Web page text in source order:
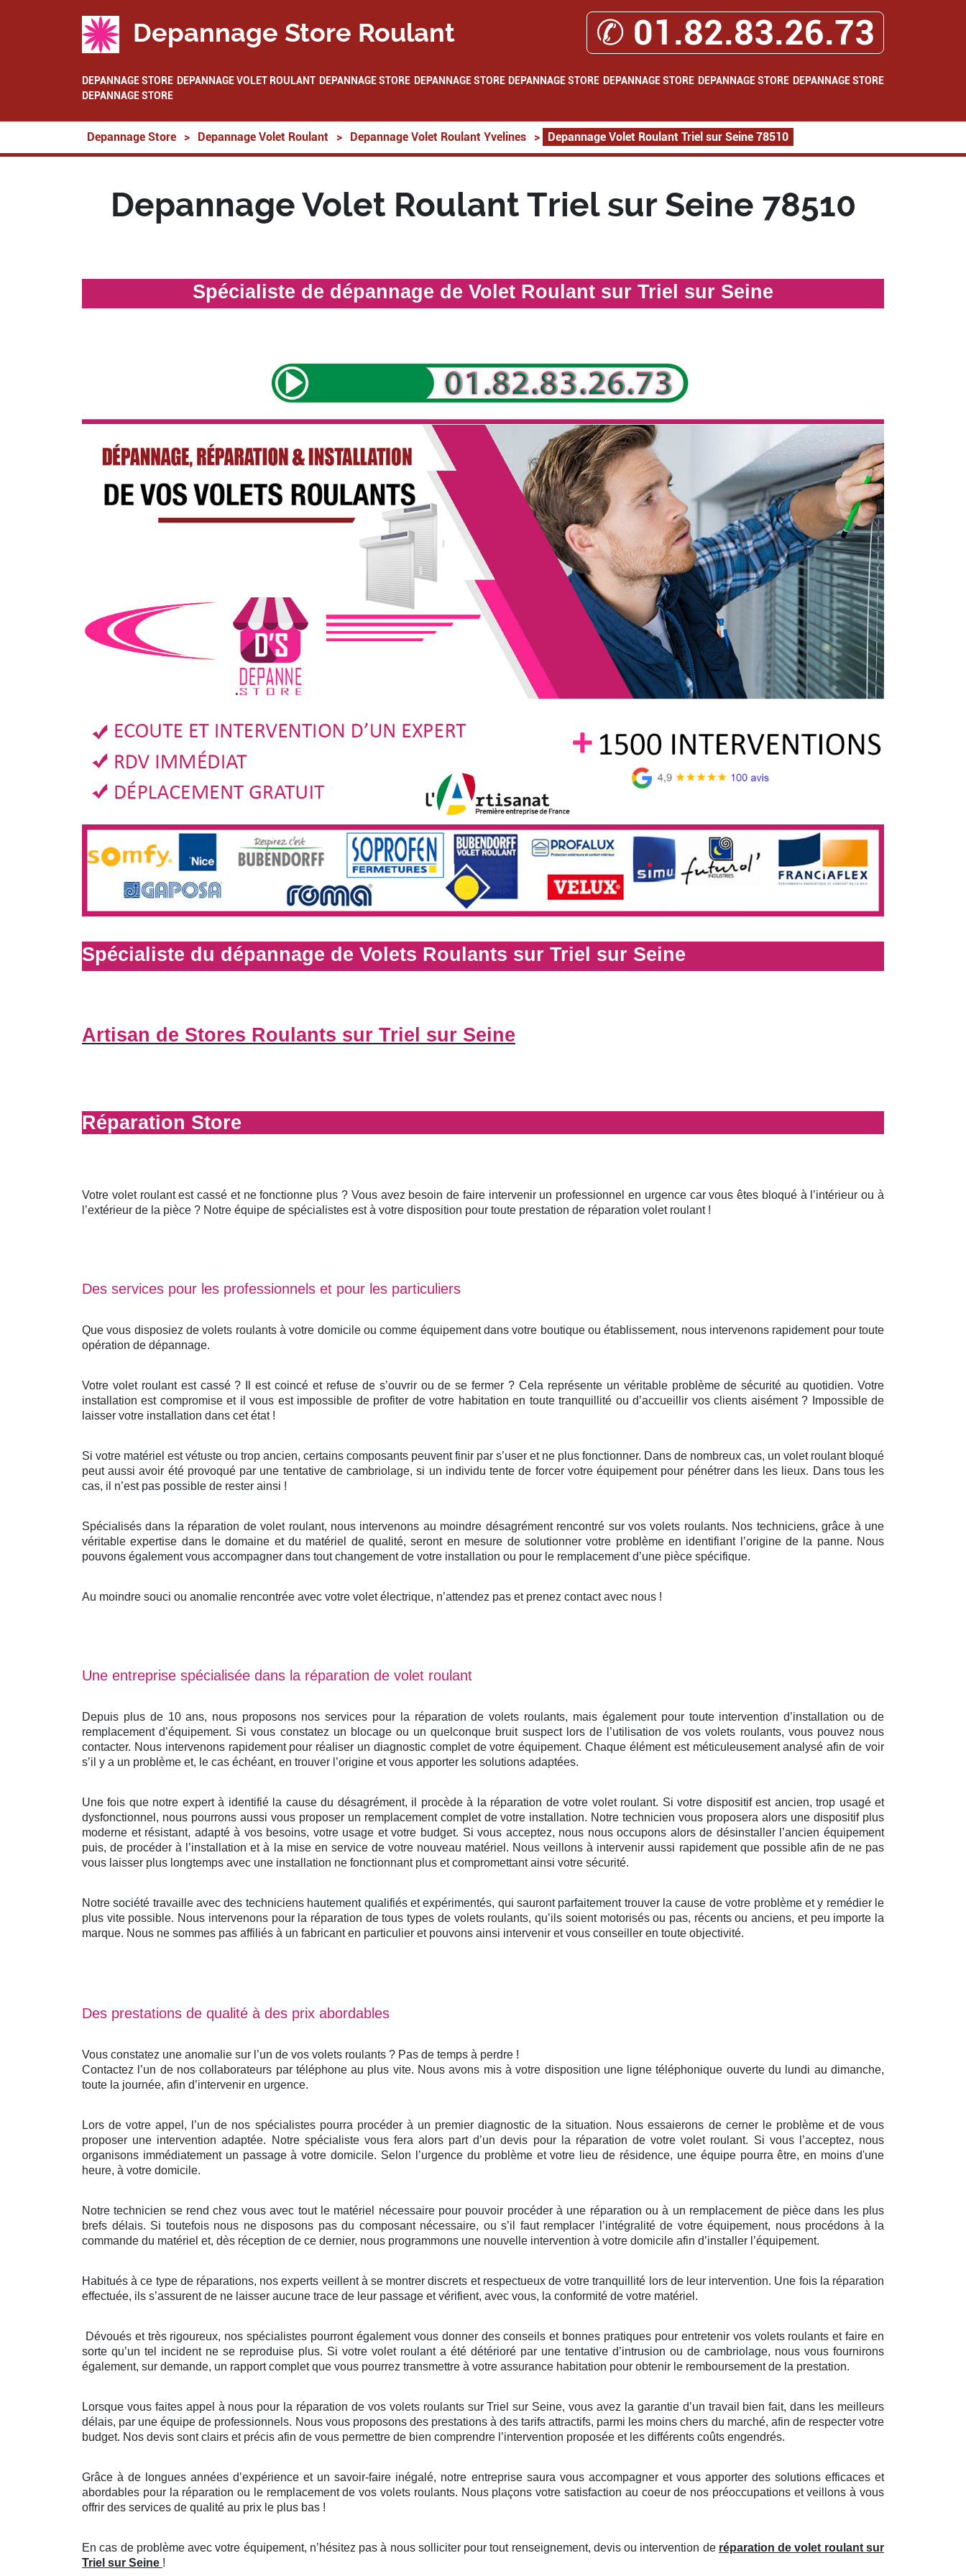
Depannage Store Roulant ✆ 01.82.83.26.73
DEPANNAGE STORE DEPANNAGE VOLET ROULANT DEPANNAGE STORE DEPANNAGE STORE DEPANNAGE STORE DEPANNAGE STORE DEPANNAGE STORE DEPANNAGE STORE
DEPANNAGE STORE
Depannage Store > Depannage Volet Roulant > Depannage Volet Roulant Yvelines > Depannage Volet Roulant Triel sur Seine 78510
Depannage Volet Roulant Triel sur Seine 78510
Spécialiste de dépannage de Volet Roulant sur Triel sur Seine
Spécialiste du dépannage de Volets Roulants sur Triel sur Seine
Artisan de Stores Roulants sur Triel sur Seine
Réparation Store
Votre volet roulant est cassé et ne fonctionne plus ? Vous avez besoin de faire intervenir un professionnel en urgence car vous êtes bloqué à l’intérieur ou à
l’extérieur de la pièce ? Notre équipe de spécialistes est à votre disposition pour toute prestation de réparation volet roulant !
Des services pour les professionnels et pour les particuliers
Que vous disposiez de volets roulants à votre domicile ou comme équipement dans votre boutique ou établissement, nous intervenons rapidement pour toute
opération de dépannage.
Votre volet roulant est cassé ? Il est coincé et refuse de s’ouvrir ou de se fermer ? Cela représente un véritable problème de sécurité au quotidien. Votre
installation est compromise et il vous est impossible de profiter de votre habitation en toute tranquillité ou d’accueillir vos clients aisément ? Impossible de
laisser votre installation dans cet état !
Si votre matériel est vétuste ou trop ancien, certains composants peuvent finir par s’user et ne plus fonctionner. Dans de nombreux cas, un volet roulant bloqué
peut aussi avoir été provoqué par une tentative de cambriolage, si un individu tente de forcer votre équipement pour pénétrer dans les lieux. Dans tous les
cas, il n’est pas possible de rester ainsi !
Spécialisés dans la réparation de volet roulant, nous intervenons au moindre désagrément rencontré sur vos volets roulants. Nos techniciens, grâce à une
véritable expertise dans le domaine et du matériel de qualité, seront en mesure de solutionner votre problème en identifiant l’origine de la panne. Nous
pouvons également vous accompagner dans tout changement de votre installation ou pour le remplacement d’une pièce spécifique.
Au moindre souci ou anomalie rencontrée avec votre volet électrique, n’attendez pas et prenez contact avec nous !
Une entreprise spécialisée dans la réparation de volet roulant
Depuis plus de 10 ans, nous proposons nos services pour la réparation de volets roulants, mais également pour toute intervention d’installation ou de
remplacement d’équipement. Si vous constatez un blocage ou un quelconque bruit suspect lors de l’utilisation de vos volets roulants, vous pouvez nous
contacter. Nous intervenons rapidement pour réaliser un diagnostic complet de votre équipement. Chaque élément est méticuleusement analysé afin de voir
s’il y a un problème et, le cas échéant, en trouver l’origine et vous apporter les solutions adaptées.
Une fois que notre expert à identifié la cause du désagrément, il procède à la réparation de votre volet roulant. Si votre dispositif est ancien, trop usagé et
dysfonctionnel, nous pourrons aussi vous proposer un remplacement complet de votre installation. Notre technicien vous proposera alors une dispositif plus
moderne et résistant, adapté à vos besoins, votre usage et votre budget. Si vous acceptez, nous nous occupons alors de désinstaller l’ancien équipement
puis, de procéder à l’installation et à la mise en service de votre nouveau matériel. Nous veillons à intervenir aussi rapidement que possible afin de ne pas
vous laisser plus longtemps avec une installation ne fonctionnant plus et compromettant ainsi votre sécurité.
Notre société travaille avec des techniciens hautement qualifiés et expérimentés, qui sauront parfaitement trouver la cause de votre problème et y remédier le
plus vite possible. Nous intervenons pour la réparation de tous types de volets roulants, qu’ils soient motorisés ou pas, récents ou anciens, et peu importe la
marque. Nous ne sommes pas affiliés à un fabricant en particulier et pouvons ainsi intervenir et vous conseiller en toute objectivité.
Des prestations de qualité à des prix abordables
Vous constatez une anomalie sur l’un de vos volets roulants ? Pas de temps à perdre !
Contactez l’un de nos collaborateurs par téléphone au plus vite. Nous avons mis à votre disposition une ligne téléphonique ouverte du lundi au dimanche,
toute la journée, afin d’intervenir en urgence.
Lors de votre appel, l’un de nos spécialistes pourra procéder à un premier diagnostic de la situation. Nous essaierons de cerner le problème et de vous
proposer une intervention adaptée. Notre spécialiste vous fera alors part d’un devis pour la réparation de votre volet roulant. Si vous l’acceptez, nous
organisons immédiatement un passage à votre domicile. Selon l’urgence du problème et votre lieu de résidence, une équipe pourra être, en moins d'une
heure, à votre domicile.
Notre technicien se rend chez vous avec tout le matériel nécessaire pour pouvoir procéder à une réparation ou à un remplacement de pièce dans les plus
brefs délais. Si toutefois nous ne disposons pas du composant nécessaire, ou s’il faut remplacer l’intégralité de votre équipement, nous procédons à la
commande du matériel et, dès réception de ce dernier, nous programmons une nouvelle intervention à votre domicile afin d’installer l’équipement.
Habitués à ce type de réparations, nos experts veillent à se montrer discrets et respectueux de votre tranquillité lors de leur intervention. Une fois la réparation
effectuée, ils s’assurent de ne laisser aucune trace de leur passage et vérifient, avec vous, la conformité de votre matériel.
Dévoués et très rigoureux, nos spécialistes pourront également vous donner des conseils et bonnes pratiques pour entretenir vos volets roulants et faire en
sorte qu’un tel incident ne se reproduise plus. Si votre volet roulant a été détérioré par une tentative d’intrusion ou de cambriolage, nous vous fournirons
également, sur demande, un rapport complet que vous pourrez transmettre à votre assurance habitation pour obtenir le remboursement de la prestation.
Lorsque vous faites appel à nous pour la réparation de vos volets roulants sur Triel sur Seine, vous avez la garantie d’un travail bien fait, dans les meilleurs
délais, par une équipe de professionnels. Nous vous proposons des prestations à des tarifs attractifs, parmi les moins chers du marché, afin de respecter votre
budget. Nos devis sont clairs et précis afin de vous permettre de bien comprendre l’intervention proposée et les différents coûts engendrés.
Grâce à de longues années d’expérience et un savoir-faire inégalé, notre entreprise saura vous accompagner et vous apporter des solutions efficaces et
abordables pour la réparation ou le remplacement de vos volets roulants. Nous plaçons votre satisfaction au coeur de nos préoccupations et veillons à vous
offrir des services de qualité au prix le plus bas !
En cas de problème avec votre équipement, n’hésitez pas à nous solliciter pour tout renseignement, devis ou intervention de réparation de volet roulant sur
Triel sur Seine !